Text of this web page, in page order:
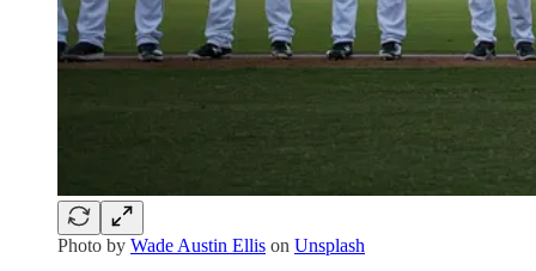
Photo by Wade Austin Ellis on Unsplash